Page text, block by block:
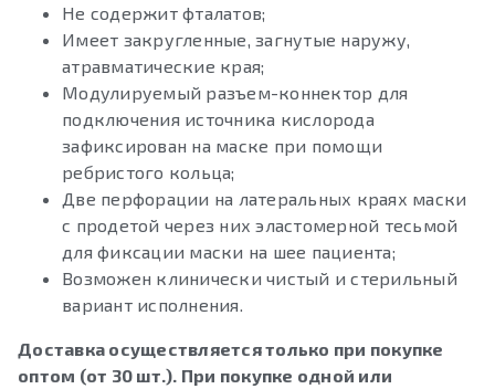
Не содержит фталатов;
Имеет закругленные, загнутые наружу,
атравматические края;
Модулируемый разъем-коннектор для
подключения источника кислорода
зафиксирован на маске при помощи
ребристого кольца;
Две перфорации на латеральных краях маски
с продетой через них эластомерной тесьмой
для фиксации маски на шее пациента;
Возможен клинически чистый и стерильный
вариант исполнения.
Доставка осуществляется только при покупке
оптом (от 30 шт.). При покупке одной или